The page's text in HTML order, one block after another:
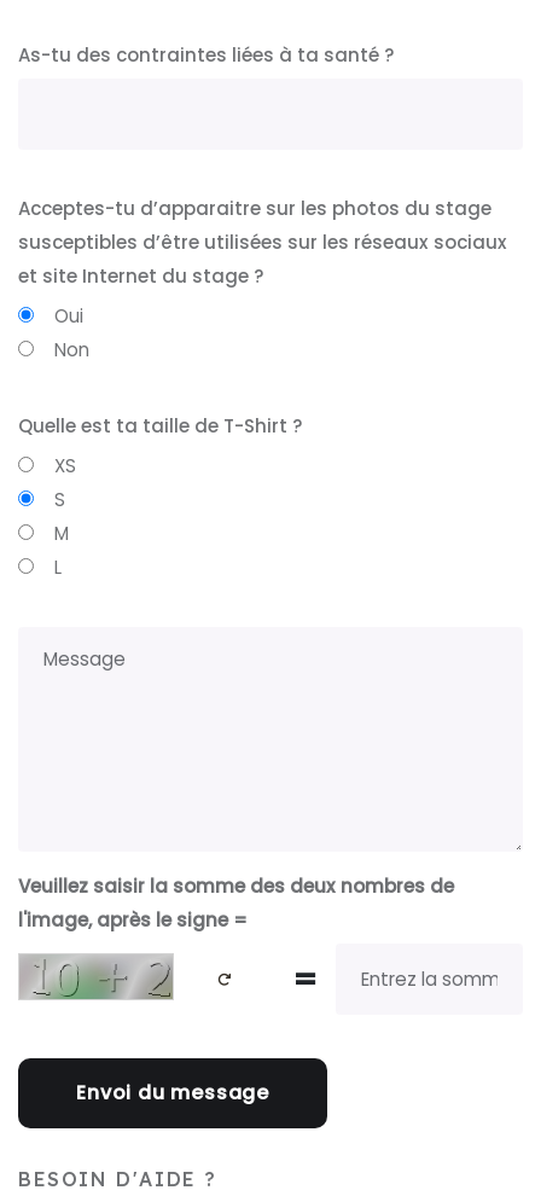
As-tu des contraintes liées à ta santé ?
Acceptes-tu d’apparaitre sur les photos du stage
susceptibles d’être utilisées sur les réseaux sociaux
et site Internet du stage ?
Oui
Non
Quelle est ta taille de T-Shirt ?
XS
S
M
L
Veuillez saisir la somme des deux nombres de
l'image, après le signe =
=
BESOIN D'AIDE ?